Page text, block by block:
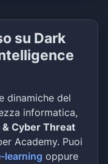
su Dark
dinamiche del
informatica,
& Cyber Threat
Academy. Puoi
learning oppure